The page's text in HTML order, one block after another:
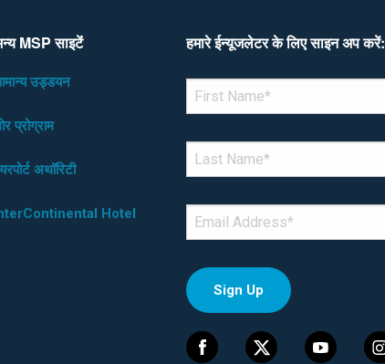
MSP साइटेंं
उड्डयन
प्रोग्राम
अथॉरिटी
Hotel
हमारे ईन्यूजलेटर के लिए साइन अप करें:
*Denotes required field
FIRST NAME
LAST NAME*
EMAIL *